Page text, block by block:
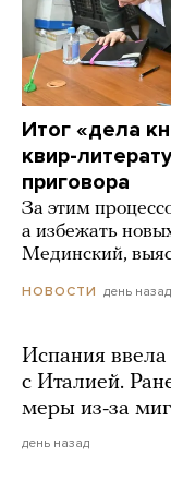
Итог «дела
квир-
приговора
За этим
а избежать
Мединский,
НОВОСТИ день назад
Испания
с Италией.
меры из-за
день назад